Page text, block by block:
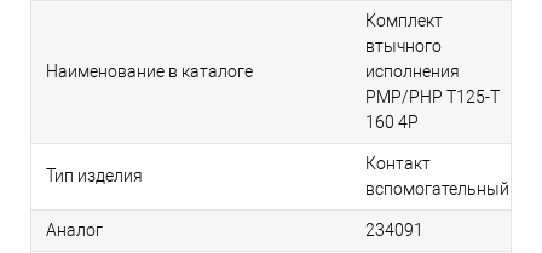
Наименование в каталоге
Комплект
втычного
исполнения
PMP/PHP T125-T
160 4P
Тип изделия
Контакт
вспомогательный
Аналог 234091